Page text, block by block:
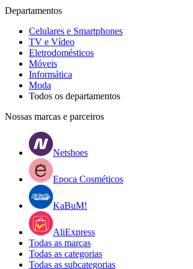
Departamentos
Celulares e Smartphones
TV e Vídeo
Eletrodomésticos
Móveis
Informática
Moda
Todos os departamentos
Nossas marcas e parceiros
Netshoes
Epoca Cosméticos
KaBuM!
AliExpress
Todas as marcas
Todas as categorias
Todas as subcategorias